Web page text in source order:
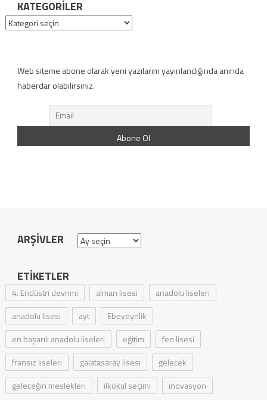
KATEGORILER
Kategoriler
Web siteme abone olarak yeni yazılarım yayınlandığında anında
haberdar olabilirsiniz.
ARŞIVLER Arşivler
ETIKETLER
4. Endüstri devrimi alman lisesi
anadolu liseleri
anadolu lisesi
ayt
Ebeveynlik
en başarılı anadolu liseleri
eğitim
fen lisesi
fransız liseleri
galatasaray lisesi
gelecek
geleceğin meslekleri
ilkokul seçimi
inovasyon